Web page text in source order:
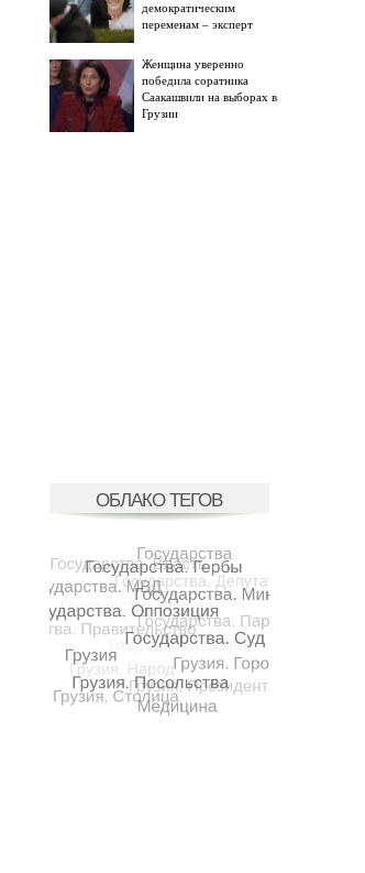
демократическим
переменам – эксперт
Женщина уверенно
победила соратника
Саакашвили на выборах в
Грузии
ОБЛАКО ТЕГОВ